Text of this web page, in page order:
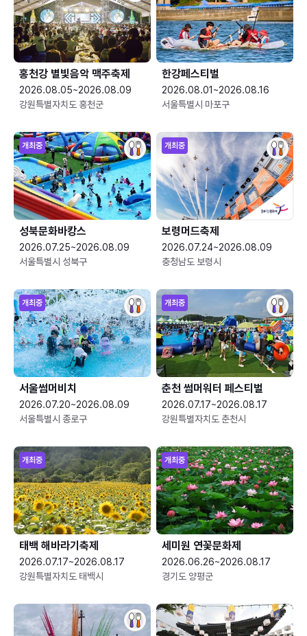
홍천강 별빛음악 맥주축제
2026.08.05~2026.08.09
강원특별자치도 홍천군
한강페스티벌
2026.08.01~2026.08.16
서울특별시 마포구
개최중
성북문화바캉스
2026.07.25~2026.08.09
서울특별시 성북구
개최중
보령머드축제
2026.07.24~2026.08.09
충청남도 보령시
개최중
서울썸머비치
2026.07.20~2026.08.09
서울특별시 종로구
개최중
춘천 썸머워터 페스티벌
2026.07.17~2026.08.17
강원특별자치도 춘천시
개최중
태백 해바라기축제
2026.07.17~2026.08.17
강원특별자치도 태백시
개최중
세미원 연꽃문화제
2026.06.26~2026.08.17
경기도 양평군